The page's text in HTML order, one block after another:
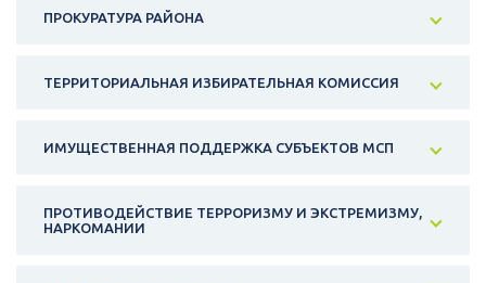
ПРОКУРАТУРА РАЙОНА
ТЕРРИТОРИАЛЬНАЯ ИЗБИРАТЕЛЬНАЯ КОМИССИЯ
ИМУЩЕСТВЕННАЯ ПОДДЕРЖКА СУБЪЕКТОВ МСП
ПРОТИВОДЕЙСТВИЕ ТЕРРОРИЗМУ И ЭКСТРЕМИЗМУ,
НАРКОМАНИИ